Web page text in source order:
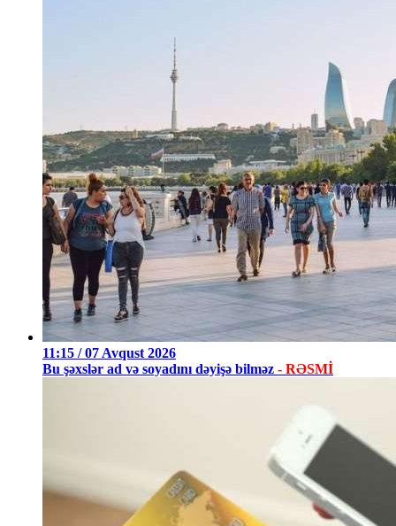
11:15 / 07 Avqust 2026
Bu şəxslər ad və soyadını dəyişə bilməz - RƏSMİ